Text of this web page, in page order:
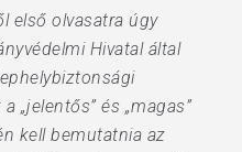
első olvasatra úgy
Hivatal által
„jelentős” és „magas”
kell bemutatnia az